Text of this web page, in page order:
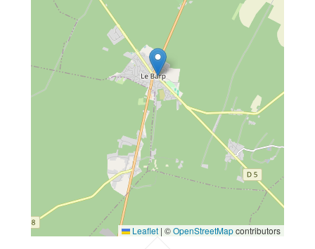
Leaflet | ©OpenStreetMapcontributors